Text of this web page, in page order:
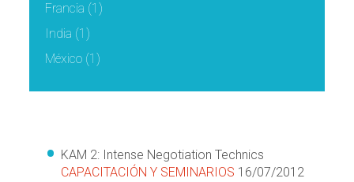
Francia (1)
India (1)
México (1)
KAM 2: Intense Negotiation Technics
CAPACITACIÓN Y SEMINARIOS 16/07/2012